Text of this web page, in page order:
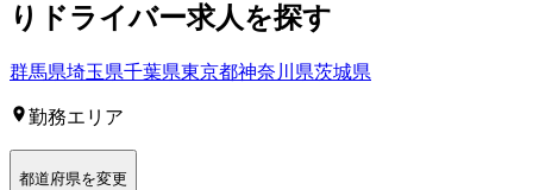
りドライバー求人を探す
群馬県埼玉県千葉県東京都神奈川県茨城県
勤務エリア
都道府県を変更